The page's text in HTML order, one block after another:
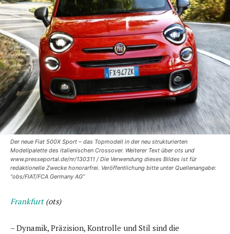
Der neue Fiat 500X Sport – das Topmodell in der neu strukturierten
Modellpalette des italienischen Crossover. Weiterer Text über ots und
www.presseportal.de/nr/130311 / Die Verwendung dieses Bildes ist für
redaktionelle Zwecke honorarfrei. Veröffentlichung bitte unter Quellenangabe:
“obs/FIAT/FCA Germany AG”
Frankfurt(ots)
– Dynamik, Präzision, Kontrolle und Stil sind die